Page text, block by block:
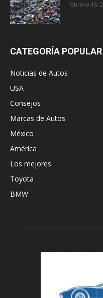
febrero 19,
CATEGORÍA POPULAR
Noticias de Autos
USA
Consejos
Marcas de Autos
México
América
Los mejores
Toyota
BMW